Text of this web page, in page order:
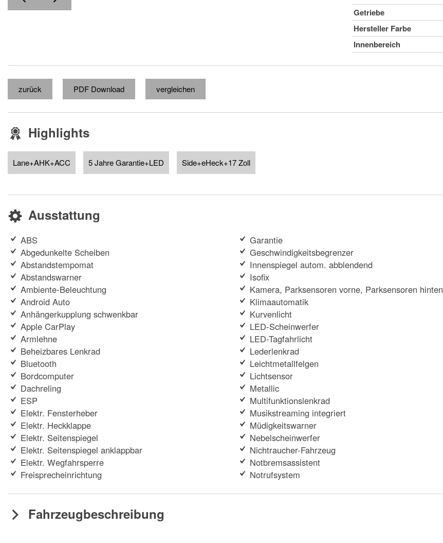
Getriebe
Hersteller Farbe
Innenbereich
zurück PDF Download vergleichen
Highlights
Lane+AHK+ACC 5 Jahre Garantie+LED Side+eHeck+17 Zoll
Ausstattung
ABS
Abgedunkelte Scheiben
Abstandstempomat
Abstandswarner
Ambiente-Beleuchtung
Android Auto
Anhängerkupplung schwenkbar
Apple CarPlay
Armlehne
Beheizbares Lenkrad
Bluetooth
Bordcomputer
Dachreling
ESP
Elektr. Fensterheber
Elektr. Heckklappe
Elektr. Seitenspiegel
Elektr. Seitenspiegel anklappbar
Elektr. Wegfahrsperre
Freisprecheinrichtung
Garantie
Geschwindigkeitsbegrenzer
Innenspiegel autom. abblendend
Isofix
Kamera, Parksensoren vorne, Parksensoren hinten
Klimaautomatik
Kurvenlicht
LED-Scheinwerfer
LED-Tagfahrlicht
Lederlenkrad
Leichtmetallfelgen
Lichtsensor
Metallic
Multifunktionslenkrad
Musikstreaming integriert
Müdigkeitswarner
Nebelscheinwerfer
Nichtraucher-Fahrzeug
Notbremsassistent
Notrufsystem
Fahrzeugbeschreibung